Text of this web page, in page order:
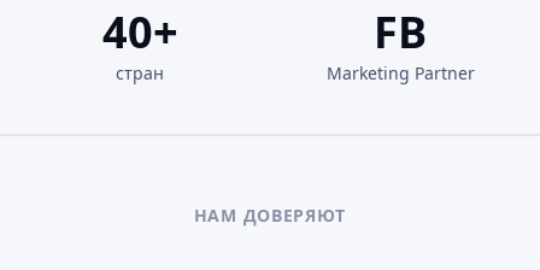
40+
стран
FB
Marketing Partner
НАМ ДОВЕРЯЮТ